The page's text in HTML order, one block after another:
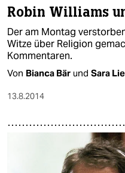
Robin Williams
Der am Montag
Witze über Religion
Kommentaren.
Von Bianca Bär und Sara
13.8.2014